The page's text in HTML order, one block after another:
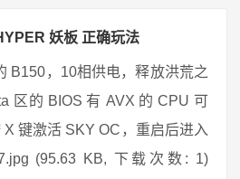
妖板 正确玩法
B150，10相供电，释放洪荒之
区的 BIOS 有 AVX 的 CPU 可
键激活 SKY OC，重启后进入
(95.63 KB, 下载次数: 1)